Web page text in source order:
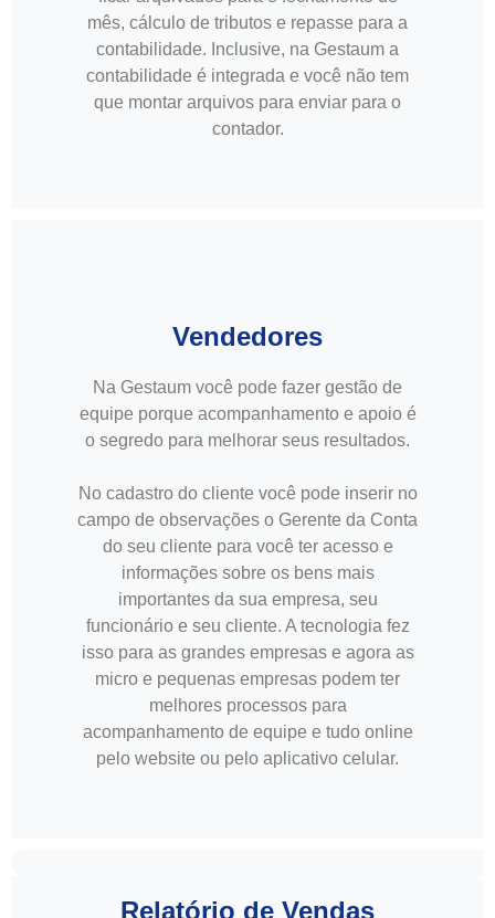
mês, cálculo de tributos e repasse para a
contabilidade. Inclusive, na Gestaum a
contabilidade é integrada e você não tem
que montar arquivos para enviar para o
contador.
Vendedores
Na Gestaum você pode fazer gestão de
equipe porque acompanhamento e apoio é
o segredo para melhorar seus resultados.
No cadastro do cliente você pode inserir no
campo de observações o Gerente da Conta
do seu cliente para você ter acesso e
informações sobre os bens mais
importantes da sua empresa, seu
funcionário e seu cliente. A tecnologia fez
isso para as grandes empresas e agora as
micro e pequenas empresas podem ter
melhores processos para
acompanhamento de equipe e tudo online
pelo website ou pelo aplicativo celular.
Relatório de Vendas